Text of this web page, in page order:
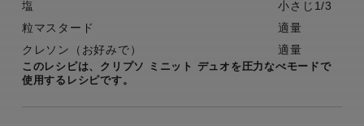
塩
小さじ1/3
粒マスタード
適量
クレソン（お好みで）
適量
このレシピは、クリプソ ミニット デュオを圧力なべモードで
使用するレシピです。